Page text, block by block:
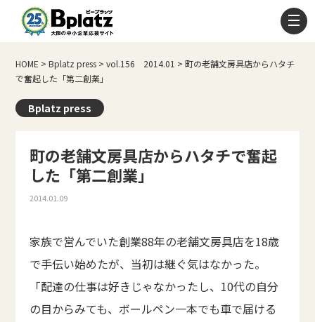
HOME >Bplatz press >vol.156 2014.01 >町の老舗文房具店からハタチ
で奮起した「第二創業」
Bplatz press
町の老舗文房具店からハタチで奮起
した「第二創業」
2014.01.09
家族で営んでいた創業88年の老舗文房具店を18歳
で手伝い始めたが、当初は継ぐ気はなかった。
「配達の仕事は好きじゃなかったし、10代の自分
の目からみても、ボールペン一本でも車で届ける